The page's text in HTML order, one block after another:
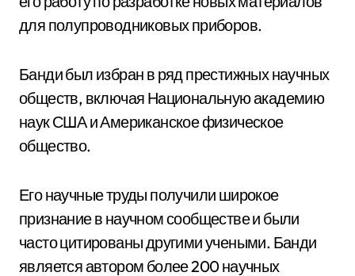
для полупроводниковых приборов.
Банди был избран в ряд престижных научных
обществ, включая Национальную академию
наук США и Американское физическое
общество.
Его научные труды получили широкое
признание в научном сообществе и были
часто цитированы другими учеными. Банди
является автором более 200 научных